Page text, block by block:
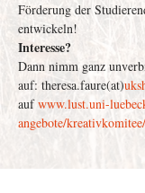
Förderung der
entwickeln!
Interesse?
Dann nimm ganz
auf: theresa.faure(at)
auf www.lust.uni-
angebote/kreativkomitee/